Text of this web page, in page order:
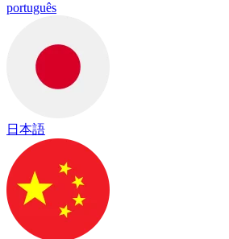
português
日本語